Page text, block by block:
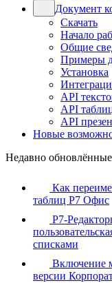
Документ
Скачать
Начало
Общие
Примеры
Установка
API
API
API
Новые
Недавно обновлённые
Как
таблиц Р7 Офис
Р7-
списками
Включение
версии